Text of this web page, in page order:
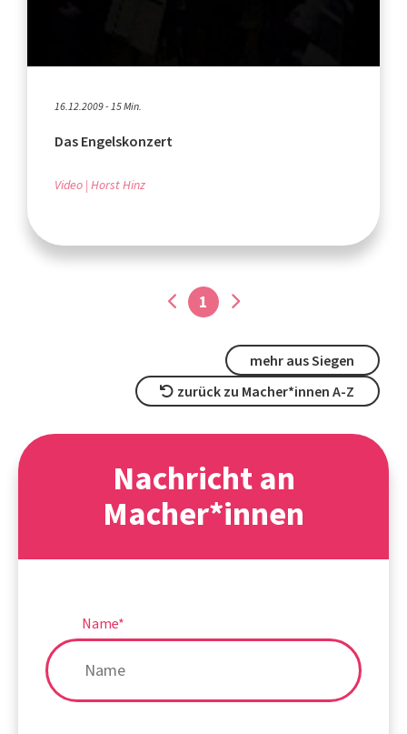
16.12.2009 - 15 Min.
Das Engelskonzert
Video Horst Hinz
1
mehr aus Siegen
zurück zu Macher*innen A-Z
Nachricht an
Macher*innen
Name*